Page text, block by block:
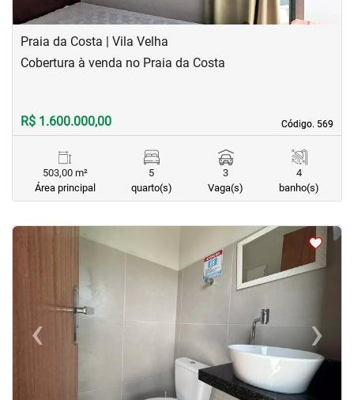
Praia da Costa | Vila Velha
Código. 569
Código. 569
Cobertura à venda no Praia da Costa
R$ 1.600.000,00
503,00 m²
Área principal
5
quarto(s)
3
Vaga(s)
4
banho(s)
<
‹Previous ›Next